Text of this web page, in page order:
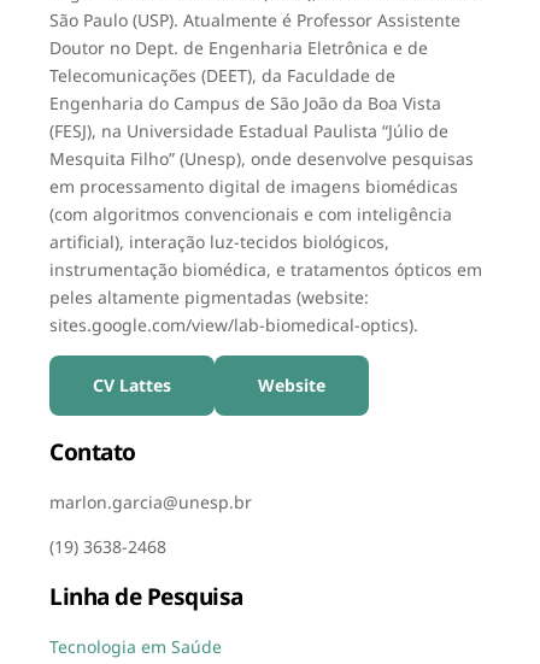
São Paulo (USP). Atualmente é Professor Assistente
Doutor no Dept. de Engenharia Eletrônica e de
Telecomunicações (DEET), da Faculdade de
Engenharia do Campus de São João da Boa Vista
(FESJ), na Universidade Estadual Paulista “Júlio de
Mesquita Filho” (Unesp), onde desenvolve pesquisas
em processamento digital de imagens biomédicas
(com algoritmos convencionais e com inteligência
artificial), interação luz-tecidos biológicos,
instrumentação biomédica, e tratamentos ópticos em
peles altamente pigmentadas (website:
sites.google.com/view/lab-biomedical-optics).
CV Lattes Website
Contato
marlon.garcia@unesp.br
(19) 3638-2468
Linha de Pesquisa
Tecnologia em Saúde